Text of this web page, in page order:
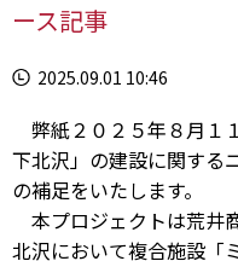
ース記事
2025.09.01 10:46
弊紙２０２５年８月１
下北沢」の建設に関する
の補足をいたします。
本プロジェクトは荒井
北沢において複合施設「